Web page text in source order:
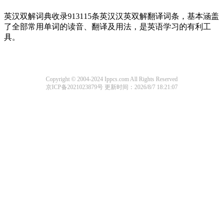
英汉双解词典收录913115条英汉汉英双解翻译词条，基本涵盖
了全部常用单词的读音、翻译及用法，是英语学习的有利工
具。
Copyright © 2004-2024 Ippcs.com All Rights Reserved
京ICP备2021023879号 更新时间：2026/8/7 18:21:07